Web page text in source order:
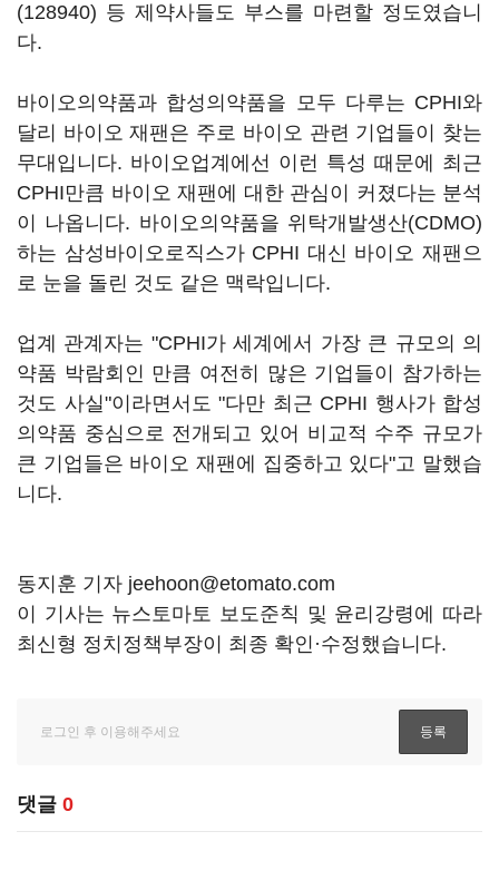
(128940) 등 제약사들도 부스를 마련할 정도였습니
다.
바이오의약품과 합성의약품을 모두 다루는 CPHI와
달리 바이오 재팬은 주로 바이오 관련 기업들이 찾는
무대입니다. 바이오업계에선 이런 특성 때문에 최근
CPHI만큼 바이오 재팬에 대한 관심이 커졌다는 분석
이 나옵니다. 바이오의약품을 위탁개발생산(CDMO)
하는 삼성바이오로직스가 CPHI 대신 바이오 재팬으
로 눈을 돌린 것도 같은 맥락입니다.
업계 관계자는 "CPHI가 세계에서 가장 큰 규모의 의
약품 박람회인 만큼 여전히 많은 기업들이 참가하는
것도 사실"이라면서도 "다만 최근 CPHI 행사가 합성
의약품 중심으로 전개되고 있어 비교적 수주 규모가
큰 기업들은 바이오 재팬에 집중하고 있다"고 말했습
니다.
동지훈 기자 jeehoon@etomato.com
이 기사는 뉴스토마토 보도준칙 및 윤리강령에 따라
최신형 정치정책부장이 최종 확인·수정했습니다.
댓글 0